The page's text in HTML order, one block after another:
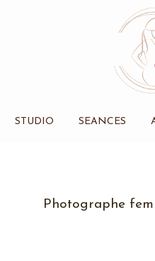
STUDIO SEANCES
Photographe